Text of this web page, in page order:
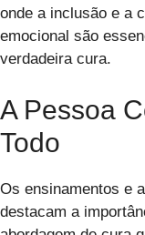
onde a inclusão e a
emocional são
verdadeira cura.
A Pessoa
Todo
Os ensinamentos e
destacam a